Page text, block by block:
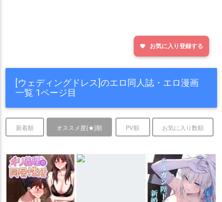
favorite お気に入り登録する
[ウェディングドレス]のエロ同人誌・エロ漫画
一覧 1ページ目
新着順 オススメ度(★)順 PV順 お気に入り数順